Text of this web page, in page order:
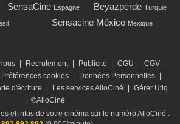
SensaCine Espagne Beyazperde Turquie
Sensacine México Mexique
| Recrutement | Publicité | CGU | CGV |
Préférences cookies | Données Personnelles |
d'écriture | Les services AlloCiné | Gérer Utiq
| ©AlloCiné
et infos de votre cinéma sur le numéro AlloCiné :